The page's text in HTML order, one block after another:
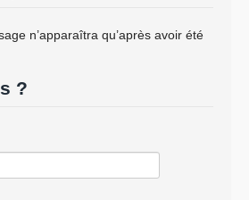
n’apparaîtra qu’après avoir été
?